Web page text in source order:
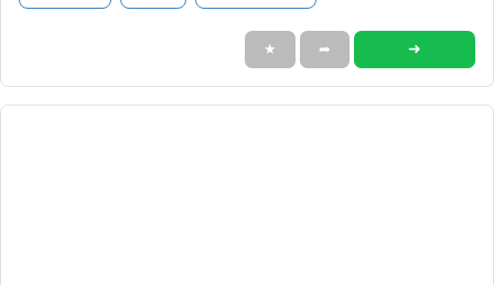
★ ➦ ➜